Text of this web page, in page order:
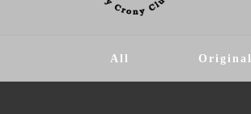
All Original